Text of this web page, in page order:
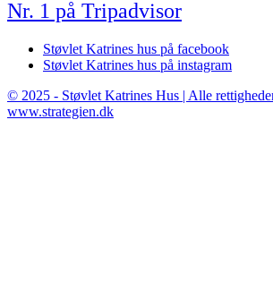
Nr. 1 på Tripadvisor
Støvlet Katrines hus på facebook
Støvlet Katrines hus på instagram
© 2025 - Støvlet Katrines Hus | Alle
www.strategien.dk